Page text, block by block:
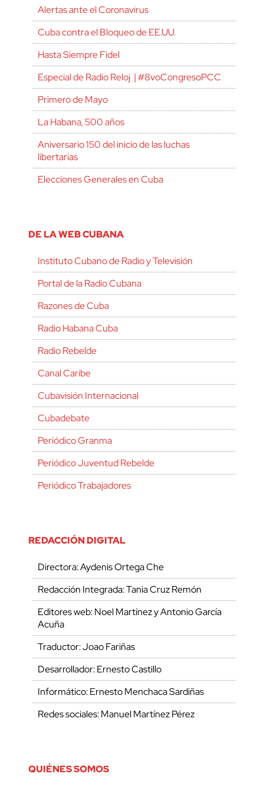
Alertas ante el Coronavirus
Cuba contra el Bloqueo de EE.UU.
Hasta Siempre Fidel
Especial de Radio Reloj | #8voCongresoPCC
Primero de Mayo
La Habana, 500 años
Aniversario 150 del inicio de las luchas
libertarias
Elecciones Generales en Cuba
DE LA WEB CUBANA
Instituto Cubano de Radio y Televisión
Portal de la Radio Cubana
Razones de Cuba
Radio Habana Cuba
Radio Rebelde
Canal Caribe
Cubavisión Internacional
Cubadebate
Periódico Granma
Periódico Juventud Rebelde
Periódico Trabajadores
REDACCIÓN DIGITAL
Directora: Aydenis Ortega Che
Redacción Integrada: Tania Cruz Remón
Editores web: Noel Martínez y Antonio García
Acuña
Traductor: Joao Fariñas
Desarrollador: Ernesto Castillo
Informático: Ernesto Menchaca Sardiñas
Redes sociales: Manuel Martínez Pérez
QUIÉNES SOMOS